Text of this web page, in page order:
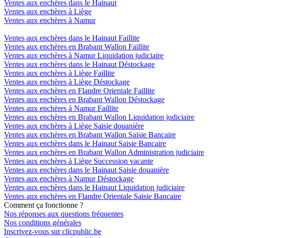
Ventes aux enchères dans le Hainaut
Ventes aux enchères à Liège
Ventes aux enchères à Namur
Ventes aux enchères dans le Hainaut Faillite
Ventes aux enchères en Brabant Wallon Faillite
Ventes aux enchères à Namur Liquidation judiciaire
Ventes aux enchères dans le Hainaut Déstockage
Ventes aux enchères à Liège Faillite
Ventes aux enchères à Liège Déstockage
Ventes aux enchères en Flandre Orientale Faillite
Ventes aux enchères en Brabant Wallon Déstockage
Ventes aux enchères à Namur Faillite
Ventes aux enchères en Brabant Wallon Liquidation judiciaire
Ventes aux enchères à Liège Saisie douanière
Ventes aux enchères en Brabant Wallon Saisie Bancaire
Ventes aux enchères dans le Hainaut Saisie Bancaire
Ventes aux enchères en Brabant Wallon Administration judiciaire
Ventes aux enchères à Liège Succession vacante
Ventes aux enchères dans le Hainaut Saisie douanière
Ventes aux enchères à Namur Déstockage
Ventes aux enchères dans le Hainaut Liquidation judiciaire
Ventes aux enchères en Flandre Orientale Saisie Bancaire
Comment ça fonctionne ?
Nos réponses aux questions fréquentes
Nos conditions générales
Inscrivez-vous sur clicpublic.be